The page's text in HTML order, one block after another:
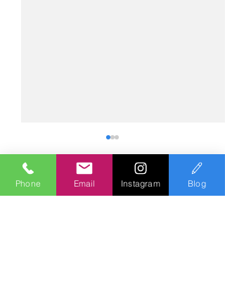
コメント
Phone Email Instagram Blog